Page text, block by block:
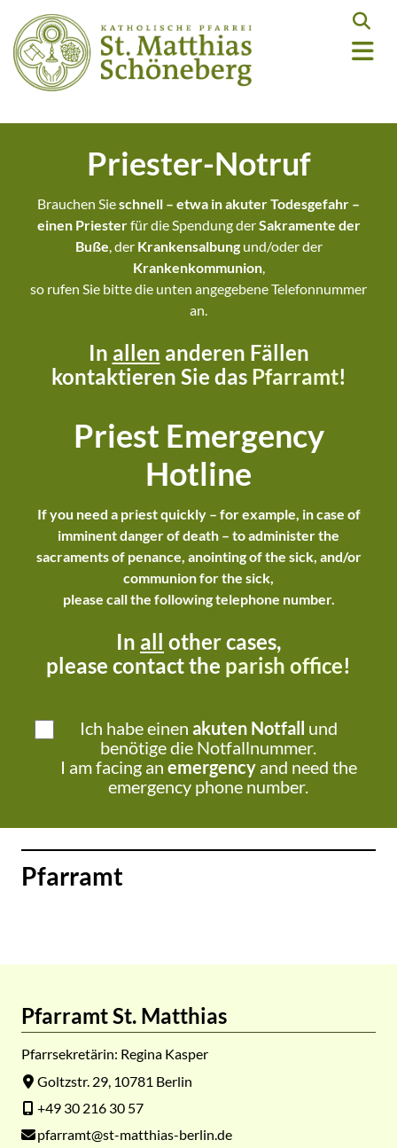
Priester-Notruf
Brauchen Sieschnell – etwa in akuter Todesgefahr –
einen Priesterfür die Spendung derSakramente der
Buße , der Krankensalbungund/oder der
Krankenkommunion,
so rufen Sie bitte die unten angegebene Telefonnummer
an.
In allen anderen Fällen
kontaktieren Sie das Pfarramt!
Priest Emergency
Hotline
If you need a priest quickly – for example, in case of
imminent danger of death – to administer the
sacraments of penance, anointing of the sick, and/or
communion for the sick,
please call the following telephone number.
In all other cases,
please contact the parish office!
Ich habe einen akuten Notfall und
benötige die Notfallnummer.
I am facing an emergencyand need the
emergency phone number.
✆
Pfarramt
Pfarramt St. Matthias
Pfarrsekretärin: Regina Kasper
Goltzstr. 29, 10781 Berlin
+49 30 216 30 57
pfarramt@st-matthias-berlin.de